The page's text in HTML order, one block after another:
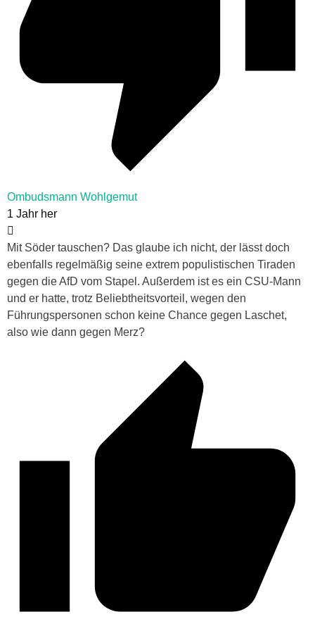
Ombudsmann Wohlgemut
1 Jahr her
Mit Söder tauschen? Das glaube ich nicht, der lässt doch
ebenfalls regelmäßig seine extrem populistischen Tiraden
gegen die AfD vom Stapel. Außerdem ist es ein CSU-Mann
und er hatte, trotz Beliebtheitsvorteil, wegen den
Führungspersonen schon keine Chance gegen Laschet,
also wie dann gegen Merz?